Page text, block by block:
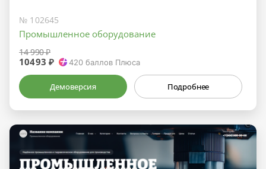
№ 102645
Промышленное оборудование
14 990 ₽
10493 ₽ 420 баллов Плюса
Демоверсия Подробнее